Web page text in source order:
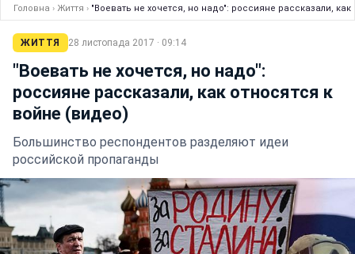
Головна › Життя › "Воевать не хочется, но надо": россияне рассказали,
ЖИТТЯ 28 листопада 2017 · 09:14
"Воевать не хочется, но надо":
россияне рассказали, как относятся к
войне (видео)
Большинство респондентов разделяют идеи
российской пропаганды